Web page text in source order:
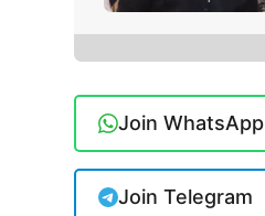
Join WhatsApp
Join Telegram